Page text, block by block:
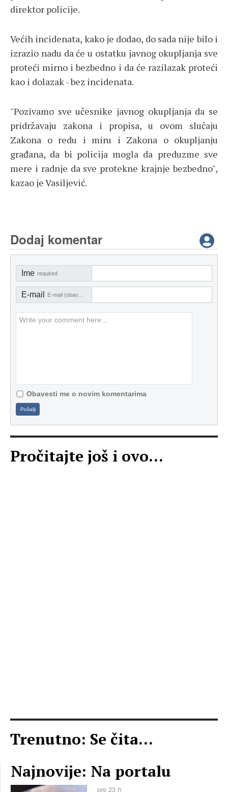
direktor policije.
Većih incidenata, kako je dodao, do sada nije bilo i
izrazio nadu da će u ostatku javnog okupljanja sve
proteći mirno i bezbedno i da će razilazak proteći
kao i dolazak - bez incidenata.
"Pozivamo sve učesnike javnog okupljanja da se
pridržavaju zakona i propisa, u ovom slučaju
Zakona o redu i miru i Zakona o okupljanju
građana, da bi policija mogla da preduzme sve
mere i radnje da sve protekne krajnje bezbedno",
kazao je Vasiljević.
Dodaj komentar
Ime required
E-mail
Obavesti me o novim komentarima
Pošalji
Pročitajte još i ovo...
Trenutno: Se čita...
Najnovije: Na portalu
pre 23 h